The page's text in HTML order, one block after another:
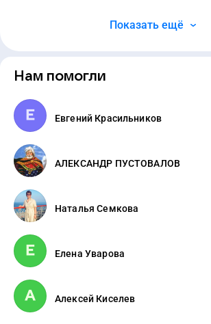
Показать ещё
Нам помогли
Евгений Красильников
АЛЕКСАНДР ПУСТОВАЛОВ
Наталья Семкова
Елена Уварова
Алексей Киселев